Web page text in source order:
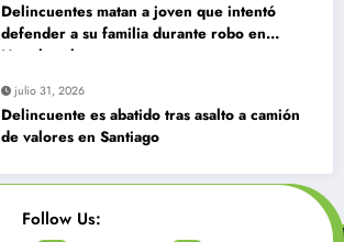
Delincuentes matan a joven que intentó
defender a su familia durante robo en
Huechuraba
julio 31, 2026
Delincuente es abatido tras asalto a camión
de valores en Santiago
Follow Us: